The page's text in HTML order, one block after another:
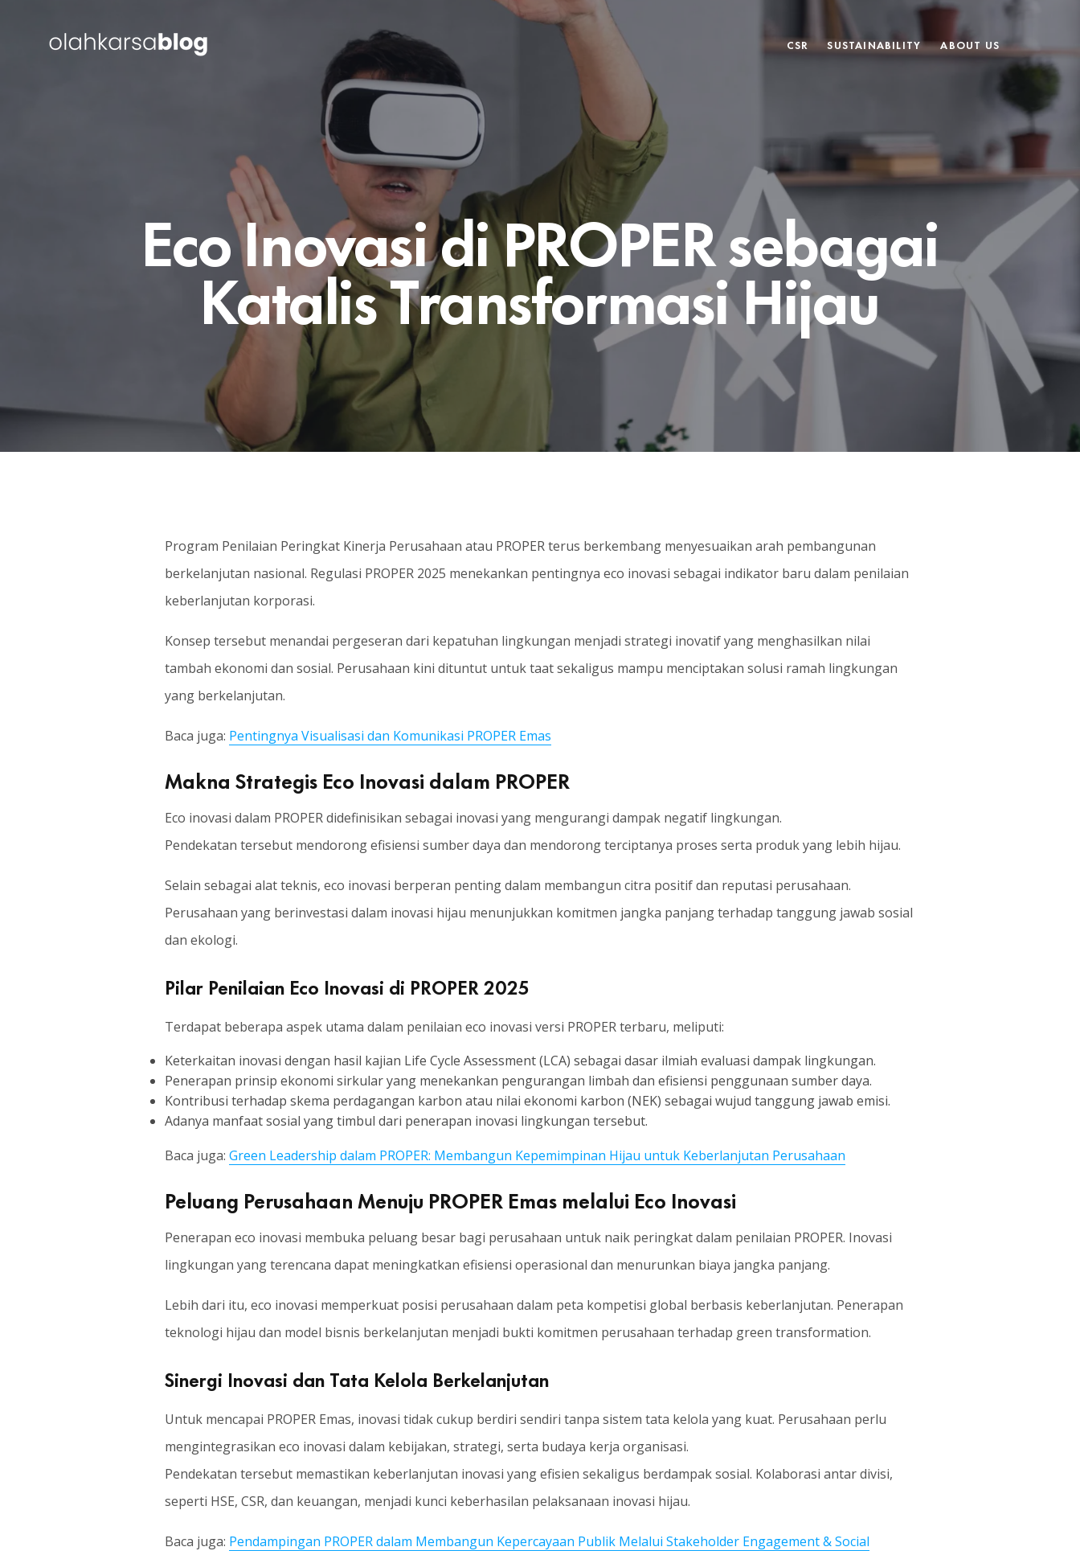
CSR SUSTAINABILITY ABOUT US
Eco Inovasi di PROPER sebagai
Katalis Transformasi Hijau
Program Penilaian Peringkat Kinerja Perusahaan atau PROPER terus berkembang menyesuaikan arah pembangunan
berkelanjutan nasional. Regulasi PROPER 2025 menekankan pentingnya eco inovasi sebagai indikator baru dalam penilaian
keberlanjutan korporasi.
Konsep tersebut menandai pergeseran dari kepatuhan lingkungan menjadi strategi inovatif yang menghasilkan nilai
tambah ekonomi dan sosial. Perusahaan kini dituntut untuk taat sekaligus mampu menciptakan solusi ramah lingkungan
yang berkelanjutan.
Baca juga: Pentingnya Visualisasi dan Komunikasi PROPER Emas
Makna Strategis Eco Inovasi dalam PROPER
Eco inovasi dalam PROPER didefinisikan sebagai inovasi yang mengurangi dampak negatif lingkungan.
Pendekatan tersebut mendorong efisiensi sumber daya dan mendorong terciptanya proses serta produk yang lebih hijau.
Selain sebagai alat teknis, eco inovasi berperan penting dalam membangun citra positif dan reputasi perusahaan.
Perusahaan yang berinvestasi dalam inovasi hijau menunjukkan komitmen jangka panjang terhadap tanggung jawab sosial
dan ekologi.
Pilar Penilaian Eco Inovasi di PROPER 2025
Terdapat beberapa aspek utama dalam penilaian eco inovasi versi PROPER terbaru, meliputi:
Keterkaitan inovasi dengan hasil kajian Life Cycle Assessment (LCA) sebagai dasar ilmiah evaluasi dampak lingkungan.
Penerapan prinsip ekonomi sirkular yang menekankan pengurangan limbah dan efisiensi penggunaan sumber daya.
Kontribusi terhadap skema perdagangan karbon atau nilai ekonomi karbon (NEK) sebagai wujud tanggung jawab emisi.
Adanya manfaat sosial yang timbul dari penerapan inovasi lingkungan tersebut.
Baca juga: Green Leadership dalam PROPER: Membangun Kepemimpinan Hijau untuk Keberlanjutan Perusahaan
Peluang Perusahaan Menuju PROPER Emas melalui Eco Inovasi
Penerapan eco inovasi membuka peluang besar bagi perusahaan untuk naik peringkat dalam penilaian PROPER. Inovasi
lingkungan yang terencana dapat meningkatkan efisiensi operasional dan menurunkan biaya jangka panjang.
Lebih dari itu, eco inovasi memperkuat posisi perusahaan dalam peta kompetisi global berbasis keberlanjutan. Penerapan
teknologi hijau dan model bisnis berkelanjutan menjadi bukti komitmen perusahaan terhadap green transformation.
Sinergi Inovasi dan Tata Kelola Berkelanjutan
Untuk mencapai PROPER Emas, inovasi tidak cukup berdiri sendiri tanpa sistem tata kelola yang kuat. Perusahaan perlu
mengintegrasikan eco inovasi dalam kebijakan, strategi, serta budaya kerja organisasi.
Pendekatan tersebut memastikan keberlanjutan inovasi yang efisien sekaligus berdampak sosial. Kolaborasi antar divisi,
seperti HSE, CSR, dan keuangan, menjadi kunci keberhasilan pelaksanaan inovasi hijau.
Baca juga: Pendampingan PROPER dalam Membangun Kepercayaan Publik Melalui Stakeholder Engagement & Social